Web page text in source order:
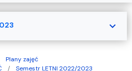
Plany zajęć
Semestr LETNI 2022/2023
expand_more